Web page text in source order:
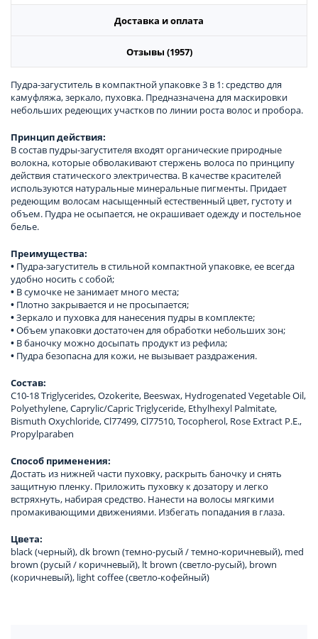
Доставка и оплата
Отзывы (1957)
Пудра-загуститель в компактной упаковке 3 в 1: средство для
камуфляжа, зеркало, пуховка. Предназначена для маскировки
небольших редеющих участков по линии роста волос и пробора.
Принцип действия:
В состав пудры-загустителя входят органические природные
волокна, которые обволакивают стержень волоса по принципу
действия статического электричества. В качестве красителей
используются натуральные минеральные пигменты. Придает
редеющим волосам насыщенный естественный цвет, густоту и
объем. Пудра не осыпается, не окрашивает одежду и постельное
белье.
Преимущества:
• Пудра-загуститель в стильной компактной упаковке, ее всегда
удобно носить с собой;
• В сумочке не занимает много места;
• Плотно закрывается и не просыпается;
•Зеркало и пуховка для нанесения пудры в комплекте;
•Объем упаковки достаточен для обработки небольших зон;
• В баночку можно досыпать продукт из рефила;
• Пудра безопасна для кожи, не вызывает раздражения.
Состав:
С10-18 Triglycerides, Ozokerite, Beeswax, Hydrogenated Vegetable Oil,
Polyethylene, Caprylic/Capric Triglyceride, Ethylhexyl Palmitate,
Bismuth Oxychloride, Cl77499, Cl77510, Tocopherol, Rose Extract P.E.,
Propylparaben
Способ применения:
Достать из нижней части пуховку, раскрыть баночку и снять
защитную пленку. Приложить пуховку к дозатору и легко
встряхнуть, набирая средство. Нанести на волосы мягкими
промакивающими движениями. Избегать попадания в глаза.
Цвета:
black (черный), dk brown (темно-русый / темно-коричневый), med
brown (русый / коричневый), lt brown (светло-русый), brown
(коричневый), light coffee (светло-кофейный)